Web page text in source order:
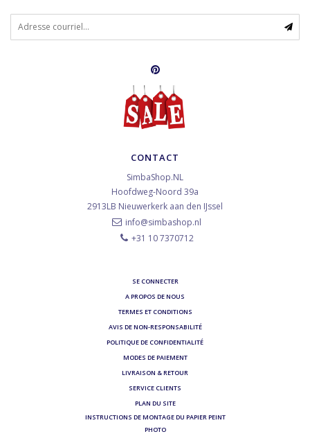
CONTACT
SimbaShop.NL
Hoofdweg-Noord 39a
2913LB Nieuwerkerk aan den IJssel
info@simbashop.nl
+31 10 7370712
SE CONNECTER
A PROPOS DE NOUS
TERMES ET CONDITIONS
AVIS DE NON-RESPONSABILITÉ
POLITIQUE DE CONFIDENTIALITÉ
MODES DE PAIEMENT
LIVRAISON & RETOUR
SERVICE CLIENTS
PLAN DU SITE
INSTRUCTIONS DE MONTAGE DU PAPIER PEINT
PHOTO